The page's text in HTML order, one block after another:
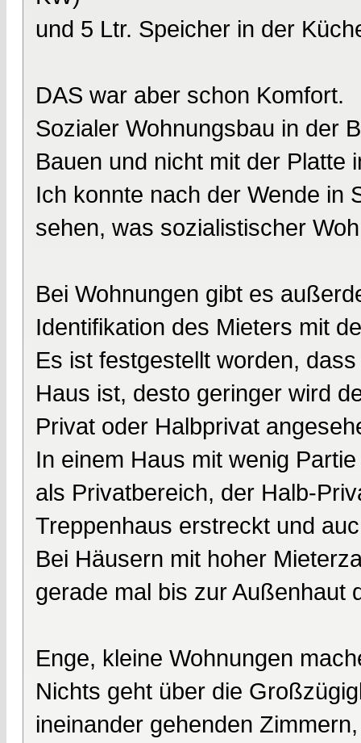
und 5 Ltr. Speicher in der
DAS war aber schon Komfort.
Sozialer Wohnungsbau in der
Bauen und nicht mit der Platte
Ich konnte nach der Wende in
sehen, was sozialistischer
Bei Wohnungen gibt es
Identifikation des Mieters mit
Es ist festgestellt worden,
Haus ist, desto geringer wird
Privat oder Halbprivat
In einem Haus mit wenig
als Privatbereich, der Halb-
Treppenhaus erstreckt und
Bei Häusern mit hoher
gerade mal bis zur Außenhaut
Enge, kleine Wohnungen
Nichts geht über die
ineinander gehenden